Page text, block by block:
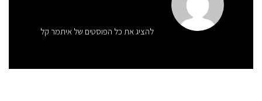
להציג את כל הפוסטים של איתמר קל